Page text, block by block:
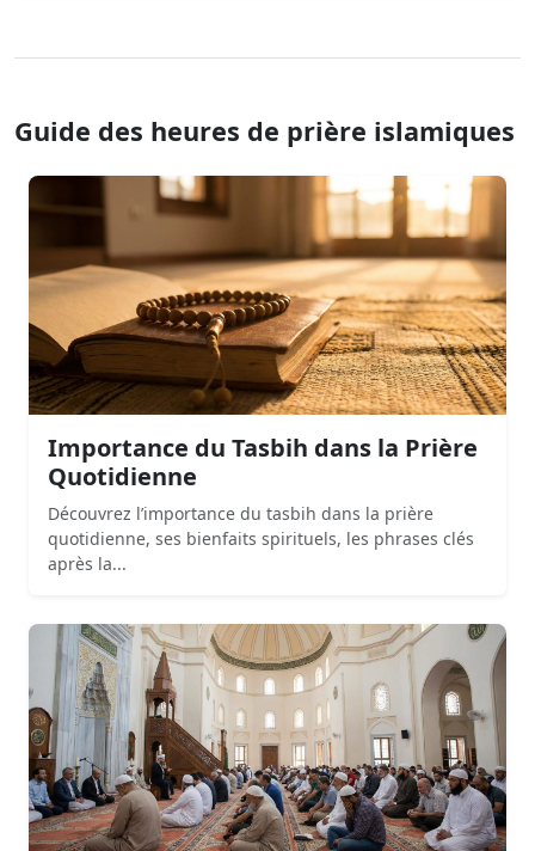
Guide des heures de prière islamiques
Importance du Tasbih dans la Prière
Quotidienne
Découvrez l’importance du tasbih dans la prière
quotidienne, ses bienfaits spirituels, les phrases clés
après la...